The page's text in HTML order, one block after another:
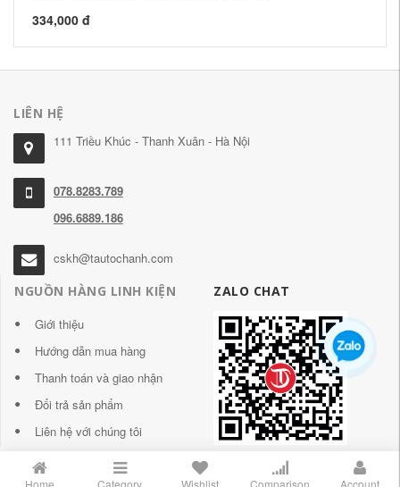
334,000 đ
LIÊN HỆ
111 Triều Khúc - Thanh Xuân - Hà Nội
078.8283.789
096.6889.186
cskh@tautochanh.com
NGUỒN HÀNG LINH KIỆN
Giới thiệu
Hướng dẫn mua hàng
Thanh toán và giao nhận
Đổi trả sản phẩm
Liên hệ với chúng tôi
ZALO CHAT
Home Category Wishlist Comparison Account